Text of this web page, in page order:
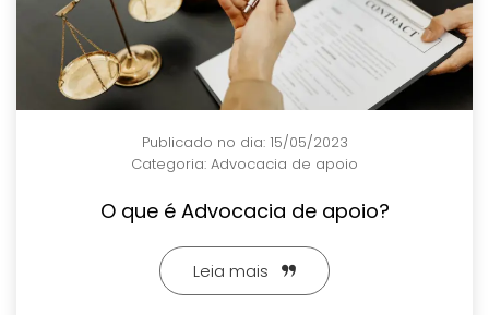
Publicado no dia: 15/05/2023
Categoria: Advocacia de apoio
O que é Advocacia de apoio?
Leia mais